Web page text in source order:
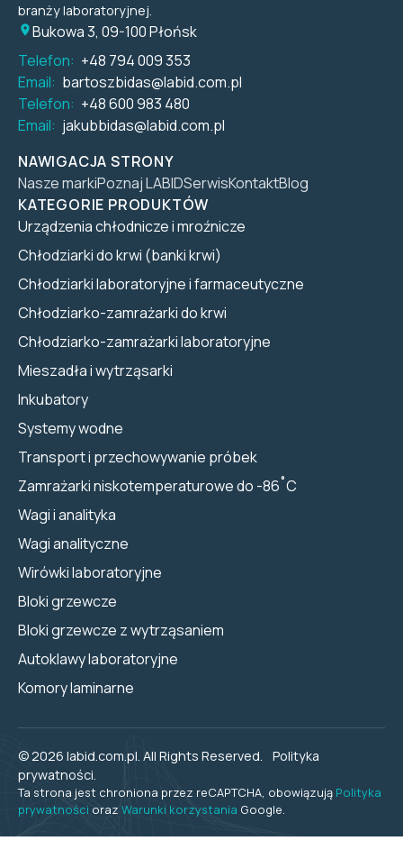
branży laboratoryjnej.
Bukowa 3, 09-100 Płońsk
Telefon: +48 794 009 353
Email: bartoszbidas@labid.com.pl
Telefon: +48 600 983 480
Email: jakubbidas@labid.com.pl
NAWIGACJA STRONY
Nasze markiPoznaj LABIDSerwisKontaktBlog
KATEGORIE PRODUKTÓW
Urządzenia chłodnicze i mroźnicze
Chłodziarki do krwi (banki krwi)
Chłodziarki laboratoryjne i farmaceutyczne
Chłodziarko-zamrażarki do krwi
Chłodziarko-zamrażarki laboratoryjne
Mieszadła i wytrząsarki
Inkubatory
Systemy wodne
Transport i przechowywanie próbek
Zamrażarki niskotemperaturowe do -86˚C
Wagi i analityka
Wagi analityczne
Wirówki laboratoryjne
Bloki grzewcze
Bloki grzewcze z wytrząsaniem
Autoklawy laboratoryjne
Komory laminarne
© 2026 labid.com.pl. All Rights Reserved.
Polityka
prywatności.
Ta strona jest chroniona przez reCAPTCHA, obowiązują Polityka
prywatności oraz Warunki korzystania Google.